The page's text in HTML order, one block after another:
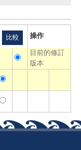
操作
目前的修訂
版本